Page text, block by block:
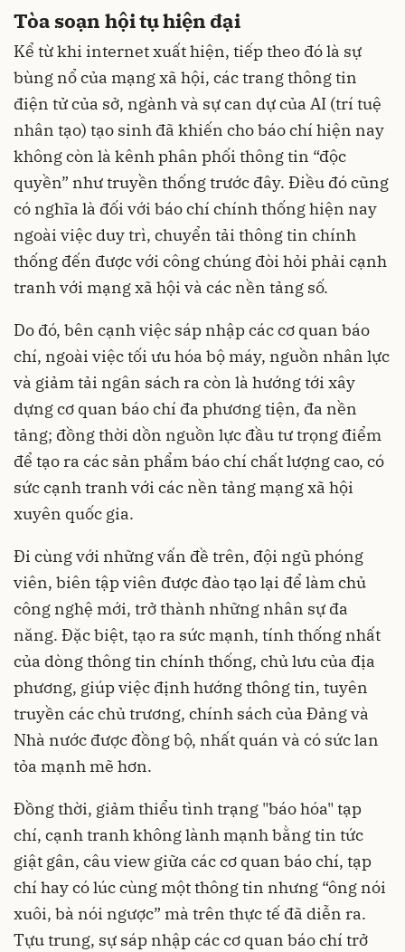
Tòa soạn hội tụ hiện đại
Kể từ khi internet xuất hiện, tiếp theo đó là sự
bùng nổ của mạng xã hội, các trang thông tin
điện tử của sở, ngành và sự can dự của AI (trí tuệ
nhân tạo) tạo sinh đã khiến cho báo chí hiện nay
không còn là kênh phân phối thông tin “độc
quyền” như truyền thống trước đây. Điều đó cũng
có nghĩa là đối với báo chí chính thống hiện nay
ngoài việc duy trì, chuyển tải thông tin chính
thống đến được với công chúng đòi hỏi phải cạnh
tranh với mạng xã hội và các nền tảng số.
Do đó, bên cạnh việc sáp nhập các cơ quan báo
chí, ngoài việc tối ưu hóa bộ máy, nguồn nhân lực
và giảm tải ngân sách ra còn là hướng tới xây
dựng cơ quan báo chí đa phương tiện, đa nền
tảng; đồng thời dồn nguồn lực đầu tư trọng điểm
để tạo ra các sản phẩm báo chí chất lượng cao, có
sức cạnh tranh với các nền tảng mạng xã hội
xuyên quốc gia.
Đi cùng với những vấn đề trên, đội ngũ phóng
viên, biên tập viên được đào tạo lại để làm chủ
công nghệ mới, trở thành những nhân sự đa
năng. Đặc biệt, tạo ra sức mạnh, tính thống nhất
của dòng thông tin chính thống, chủ lưu của địa
phương, giúp việc định hướng thông tin, tuyên
truyền các chủ trương, chính sách của Đảng và
Nhà nước được đồng bộ, nhất quán và có sức lan
tỏa mạnh mẽ hơn.
Đồng thời, giảm thiểu tình trạng "báo hóa" tạp
chí, cạnh tranh không lành mạnh bằng tin tức
giật gân, câu view giữa các cơ quan báo chí, tạp
chí hay có lúc cùng một thông tin nhưng “ông nói
xuôi, bà nói ngược” mà trên thực tế đã diễn ra.
Tựu trung, sự sáp nhập các cơ quan báo chí trở